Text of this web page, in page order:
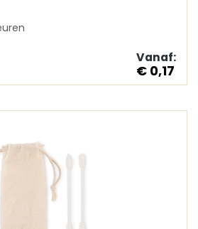
Vanaf:
€ 0,17